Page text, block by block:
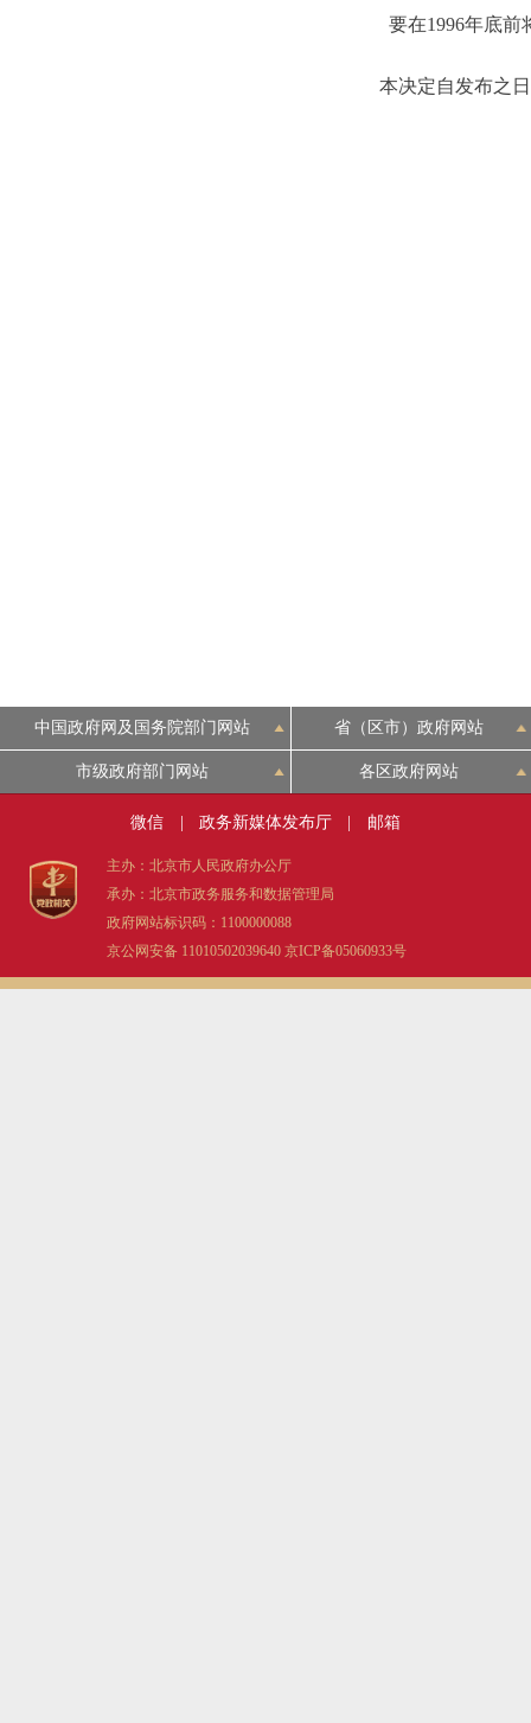
要在1996年底
本决定自发布之日
中国政府网及国务院部门网站 省（区市）政府网站
市级政府部门网站 各区政府网站
微信 政务新媒体发布厅 邮箱
主办：北京市人民政府办公厅
承办：北京市政务服务和数据管理局
政府网站标识码：1100000088
京公网安备 11010502039640 京ICP备05060933号